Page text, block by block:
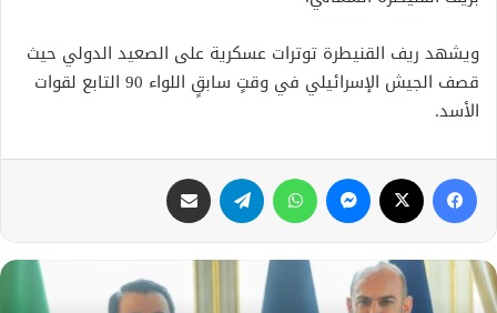
ويشهد ريف القنيطرة توترات عسكرية على الصعيد الدولي حيث
قصف الجيش الإسرائيلي في وقتٍ سابقٍ اللواء 90 التابع لقوات
الأسد.
فيسبوك ماسنجر واتساب تيلقرام